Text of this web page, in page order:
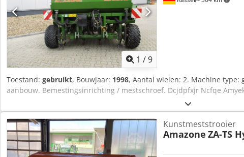
1 /9
Toestand: gebruikt, Bouwjaar: 1998, Aantal wielen: 2. Machine type:
aanbouw. Bemestingsinrichting / mestschroef. Dcjdpfxjr Ncfqe
Kunstmeststrooier
Amazone ZA-TS